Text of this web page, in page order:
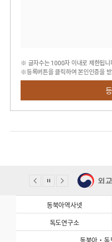
※ 글자수는 1000자 이내로 제한됩니
※등록버튼을 클릭하여 본인인증을
동북아역사넷
독도연구소
동북아·독